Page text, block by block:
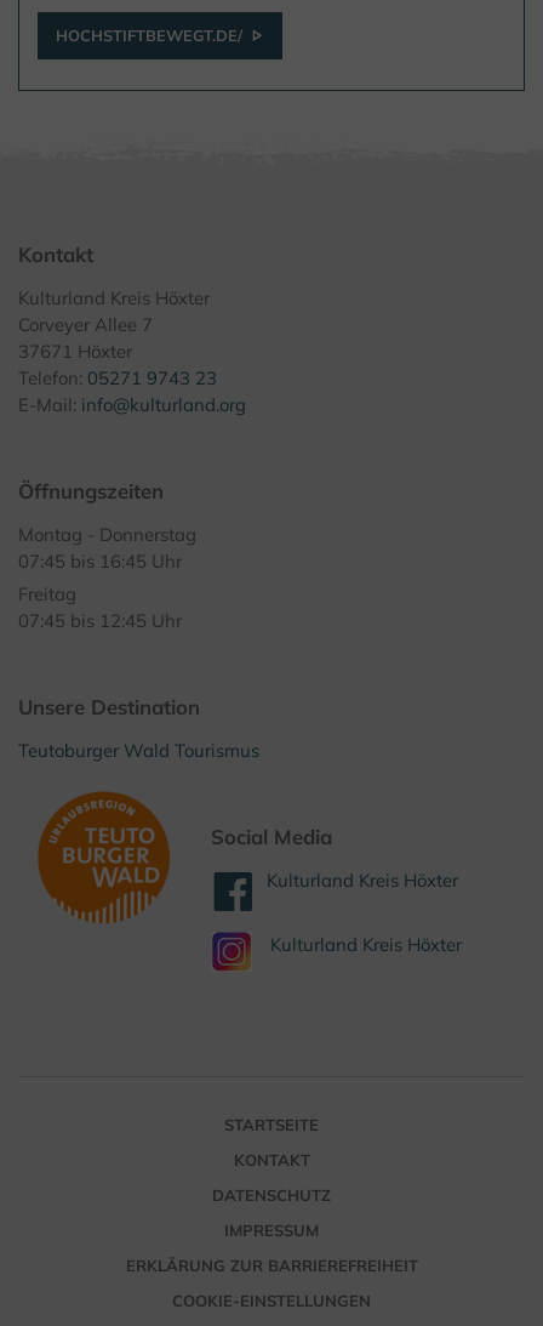
HOCHSTIFTBEWEGT.DE/
Kontakt
Kulturland Kreis Höxter
Corveyer Allee 7
37671 Höxter
Telefon: 05271 9743 23
E-Mail: info@kulturland.org
Öffnungszeiten
Montag - Donnerstag
07:45 bis 16:45 Uhr
Freitag
07:45 bis 12:45 Uhr
Unsere Destination
Teutoburger Wald Tourismus
Social Media
Kulturland Kreis Höxter
Kulturland Kreis Höxter
STARTSEITE
KONTAKT
DATENSCHUTZ
IMPRESSUM
ERKLÄRUNG ZUR BARRIEREFREIHEIT
COOKIE-EINSTELLUNGEN